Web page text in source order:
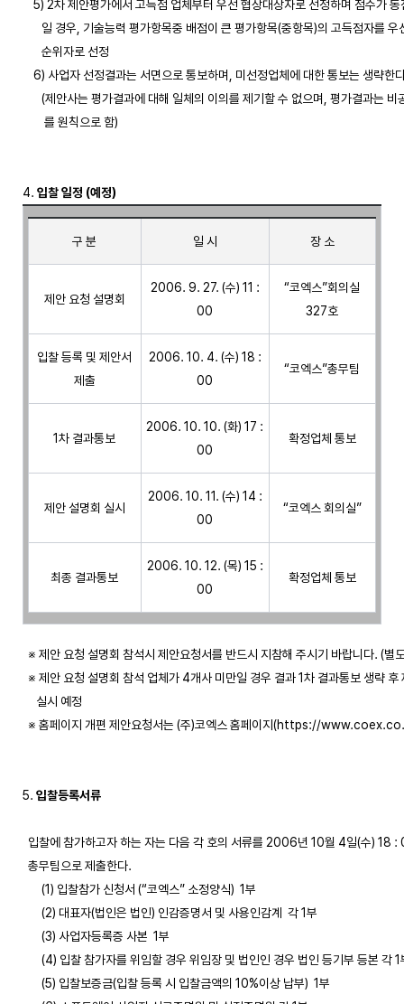
5) 2차 제안평가에서 고득점 업체부터 우선 협상대상자로 선정하며 점수가 동
일 경우, 기술능력 평가항목중 배점이 큰 평가항목(중항목)의 고득점자를 우
       순위자로 선정
6) 사업자 선정결과는 서면으로 통보하며, 미선정업체에 대한 통보는 생략한
(제안사는 평가결과에 대해 일체의 이의를 제기할 수 없으며, 평가결과는 비
        를 원칙으로 함)
4. 입찰 일정 (예정)
구 분 일 시 장 소
제안 요청 설명회
2006. 9. 27. (수) 11 :
00
“코엑스”회의실
327호
입찰 등록 및 제안서
제출
2006. 10. 4. (수) 18 :
00
“코엑스”총무팀
1차 결과통보
2006. 10. 10. (화) 17 :
00
확정업체 통보
제안 설명회 실시
2006. 10. 11. (수) 14 :
00
“코엑스 회의실”
최종 결과통보
2006. 10. 12. (목) 15 :
00
확정업체 통보
※ 제안 요청 설명회 참석시 제안요청서를 반드시 지참해 주시기 바랍니다. (별
※ 제안 요청 설명회 참석 업체가 4개사 미만일 경우 결과 1차 결과통보 생략 후
     실시 예정
※ 홈페이지 개편 제안요청서는 (주)코엑스 홈페이지(https://
5. 입찰등록서류
입찰에 참가하고자 하는 자는 다음 각 호의 서류를 2006년 10월 4일(수) 18
  총무팀으로 제출한다.
       (1) 입찰참가 신청서 (“코엑스” 소정양식)  1부
       (2) 대표자(법인은 법인) 인감증명서 및 사용인감계  각 1부
       (3) 사업자등록증 사본  1부
(4) 입찰 참가자를 위임할 경우 위임장 및 법인인 경우 법인 등기부 등본 각 1
       (5) 입찰보증금(입찰 등록 시 입찰금액의 10%이상 납부)  1부